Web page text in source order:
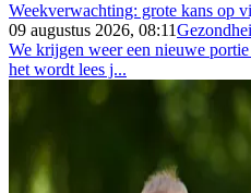
Weekverwachting: grote kans op
09 augustus 2026, 08:11
We krijgen weer een nieuwe
het wordt lees j...